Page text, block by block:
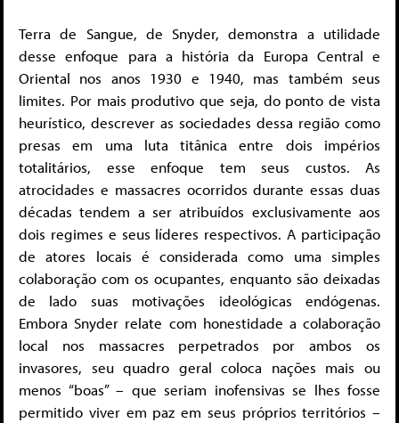
Terra de Sangue, de Snyder, demonstra a utilidade
desse enfoque para a história da Europa Central e
Oriental nos anos 1930 e 1940, mas também seus
limites. Por mais produtivo que seja, do ponto de vista
heurístico, descrever as sociedades dessa região como
presas em uma luta titânica entre dois impérios
totalitários, esse enfoque tem seus custos. As
atrocidades e massacres ocorridos durante essas duas
décadas tendem a ser atribuídos exclusivamente aos
dois regimes e seus líderes respectivos. A participação
de atores locais é considerada como uma simples
colaboração com os ocupantes, enquanto são deixadas
de lado suas motivações ideológicas endógenas.
Embora Snyder relate com honestidade a colaboração
local nos massacres perpetrados por ambos os
invasores, seu quadro geral coloca nações mais ou
menos “boas” – que seriam inofensivas se lhes fosse
permitido viver em paz em seus próprios territórios –